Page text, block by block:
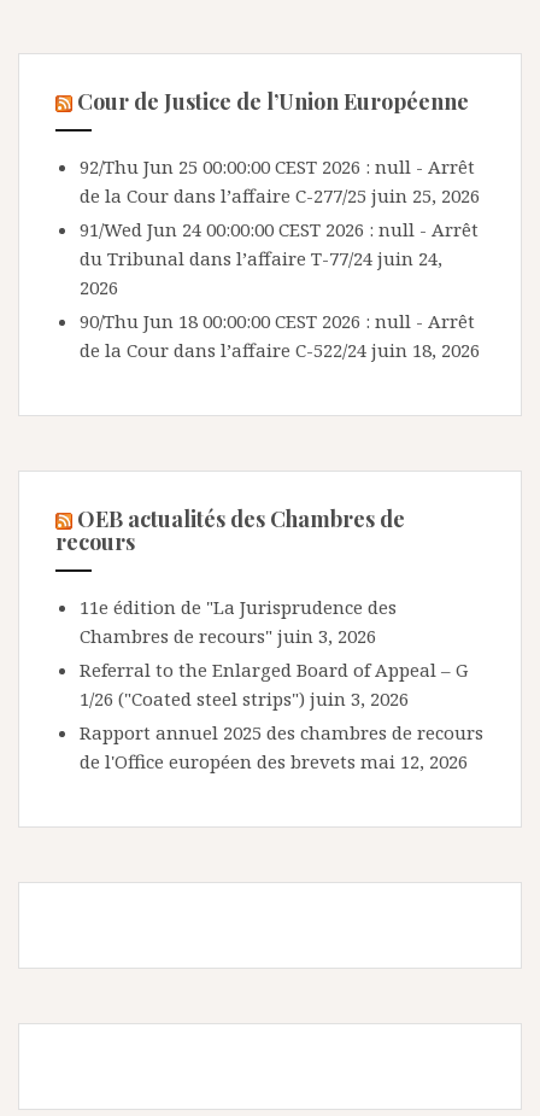
Cour de Justice de l’Union Européenne
92/Thu Jun 25 00:00:00 CEST 2026 : null - Arrêt
de la Cour dans l’affaire C-277/25 juin 25, 2026
91/Wed Jun 24 00:00:00 CEST 2026 : null - Arrêt
du Tribunal dans l’affaire T-77/24 juin 24,
2026
90/Thu Jun 18 00:00:00 CEST 2026 : null - Arrêt
de la Cour dans l’affaire C-522/24 juin 18, 2026
OEB actualités des Chambres de
recours
11e édition de "La Jurisprudence des
Chambres de recours" juin 3, 2026
Referral to the Enlarged Board of Appeal – G
1/26 ("Coated steel strips") juin 3, 2026
Rapport annuel 2025 des chambres de recours
de l'Office européen des brevets mai 12, 2026